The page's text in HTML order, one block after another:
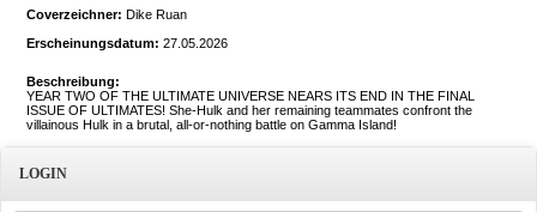
Coverzeichner: Dike Ruan
Erscheinungsdatum: 27.05.2026
Beschreibung:
YEAR TWO OF THE ULTIMATE UNIVERSE NEARS ITS END IN THE FINAL
ISSUE OF ULTIMATES! She-Hulk and her remaining teammates confront the
villainous Hulk in a brutal, all-or-nothing battle on Gamma Island!
LOGIN